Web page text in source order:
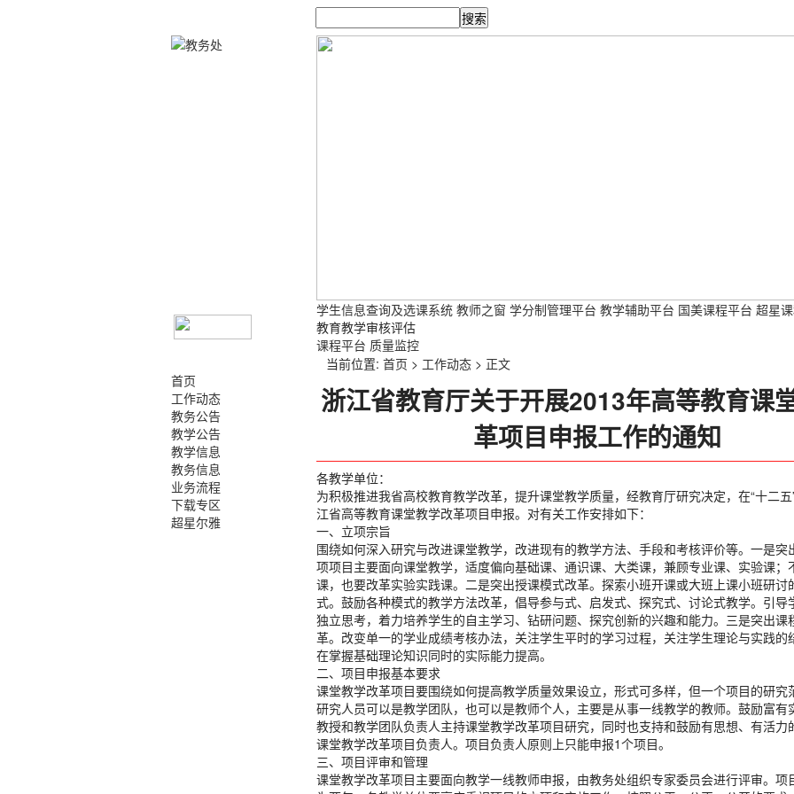
学生信息查询及选课系统 教师之窗 学分制管理平台 教学辅助平台 国美课程平台 超星
教育教学审核评估
课程平台 质量监控
首页
工作动态
教务公告
教学公告
教学信息
教务信息
业务流程
下载专区
超星尔雅
当前位置: 首页 > 工作动态 > 正文
浙江省教育厅关于开展2013年高等教育课
革项目申报工作的通知
各教学单位：
为积极推进我省高校教育教学改革，提升课堂教学质量，经教育厅研究决定，在“十二
江省高等教育课堂教学改革项目申报。对有关工作安排如下：
一、立项宗旨
围绕如何深入研究与改进课堂教学，改进现有的教学方法、手段和考核评价等。一是突
项项目主要面向课堂教学，适度偏向基础课、通识课、大类课，兼顾专业课、实验课；
课，也要改革实验实践课。二是突出授课模式改革。探索小班开课或大班上课小班研讨
式。鼓励各种模式的教学方法改革，倡导参与式、启发式、探究式、讨论式教学。引导
独立思考，着力培养学生的自主学习、钻研问题、探究创新的兴趣和能力。三是突出课
革。改变单一的学业成绩考核办法，关注学生平时的学习过程，关注学生理论与实践的
在掌握基础理论知识同时的实际能力提高。
二、项目申报基本要求
课堂教学改革项目要围绕如何提高教学质量效果设立，形式可多样，但一个项目的研究
研究人员可以是教学团队，也可以是教师个人，主要是从事一线教学的教师。鼓励富有
教授和教学团队负责人主持课堂教学改革项目研究，同时也支持和鼓励有思想、有活力
课堂教学改革项目负责人。项目负责人原则上只能申报1个项目。
三、项目评审和管理
课堂教学改革项目主要面向教学一线教师申报，由教务处组织专家委员会进行评审。项